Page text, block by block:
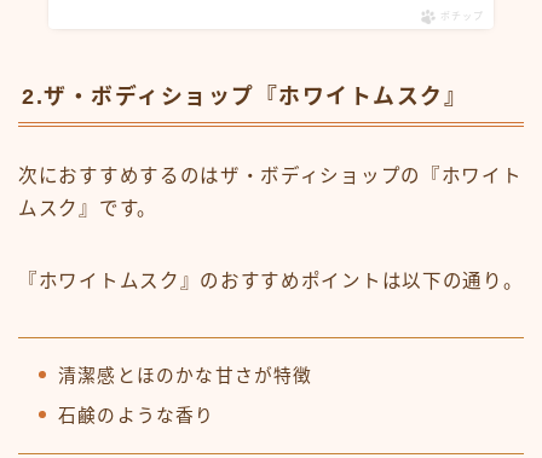
ポチップ
2.ザ・ボディショップ『ホワイトムスク』
次におすすめするのはザ・ボディショップの『ホワイト
ムスク』です。
『ホワイトムスク』のおすすめポイントは以下の通り。
清潔感とほのかな甘さが特徴
石鹸のような香り